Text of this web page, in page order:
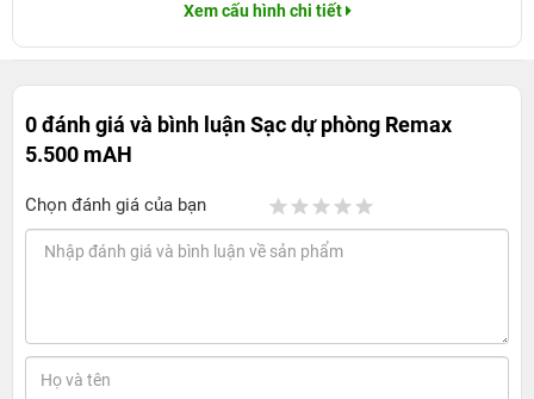
Xem cấu hình chi tiết
0 đánh giá và bình luậnSạc dự phòng Remax
5.500 mAH
Chọn đánh giá của bạn